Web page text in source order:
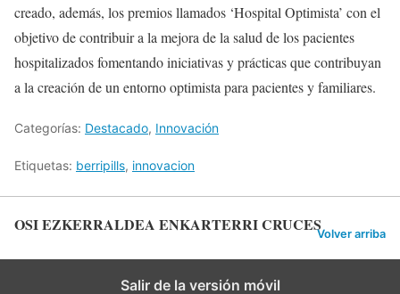
creado, además, los premios llamados ‘Hospital Optimista’ con el
objetivo de contribuir a la mejora de la salud de los pacientes
hospitalizados fomentando iniciativas y prácticas que contribuyan
a la creación de un entorno optimista para pacientes y familiares.
Categorías: Destacado, Innovación
Etiquetas: berripills, innovacion
OSI EZKERRALDEA ENKARTERRI CRUCESVolver arriba
Salir de la versión móvil